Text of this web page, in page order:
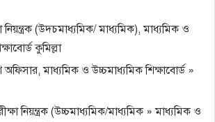
(উদ্চমাধ্যমিক/ মাধ্যমিক), মাধ্যমিক ও
কুমিল্লা
অফিসার, মাধ্যমিক ও উচ্চমাধ্যমিক শিক্ষাবোর্ড »
নিয়ন্ত্রক (উচ্চমাধ্যমিক/মাধ্যমিক » মাধ্যমিক ও